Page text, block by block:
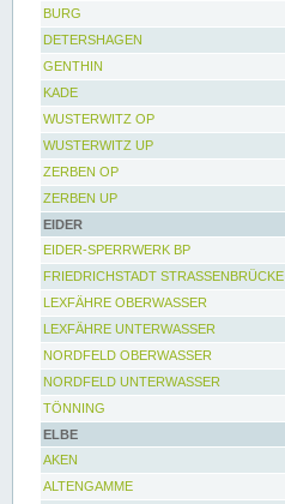
BURG
DETERSHAGEN
GENTHIN
KADE
WUSTERWITZ OP
WUSTERWITZ UP
ZERBEN OP
ZERBEN UP
EIDER
EIDER-SPERRWERK BP
FRIEDRICHSTADT STRASSENBRÜCKE
LEXFÄHRE OBERWASSER
LEXFÄHRE UNTERWASSER
NORDFELD OBERWASSER
NORDFELD UNTERWASSER
TÖNNING
ELBE
AKEN
ALTENGAMME